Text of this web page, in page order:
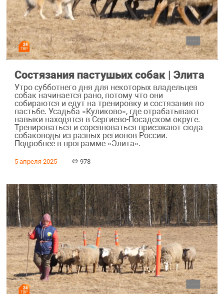
Состязания пастушьих собак | Элита
Утро субботнего дня для некоторых владельцев
собак начинается рано, потому что они
собираются и едут на тренировку и состязания по
пастьбе. Усадьба «Куликово», где отрабатывают
навыки находятся в Сергиево-Посадском округе.
Тренироваться и соревноваться приезжают сюда
собаководы из разных регионов России.
Подробнее в программе «Элита».
5 апреля 2025 978